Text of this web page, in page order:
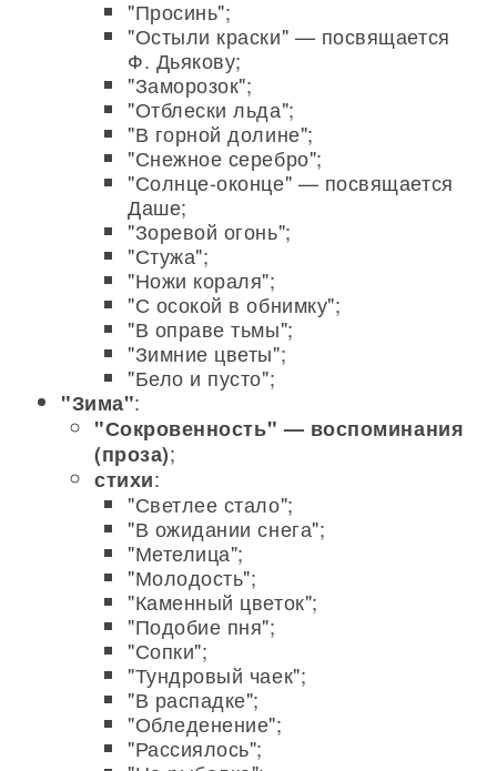
"Просинь";
"Остыли краски" — посвящается
Ф. Дьякову;
"Заморозок";
"Отблески льда";
"В горной долине";
"Снежное серебро";
"Солнце-оконце" — посвящается
Даше;
"Зоревой огонь";
"Стужа";
"Ножи кораля";
"С осокой в обнимку";
"В оправе тьмы";
"Зимние цветы";
"Бело и пусто";
"Зима":
"Сокровенность" — воспоминания
(проза);
стихи:
"Светлее стало";
"В ожидании снега";
"Метелица";
"Молодость";
"Каменный цветок";
"Подобие пня";
"Сопки";
"Тундровый чаек";
"В распадке";
"Обледенение";
"Рассиялось";